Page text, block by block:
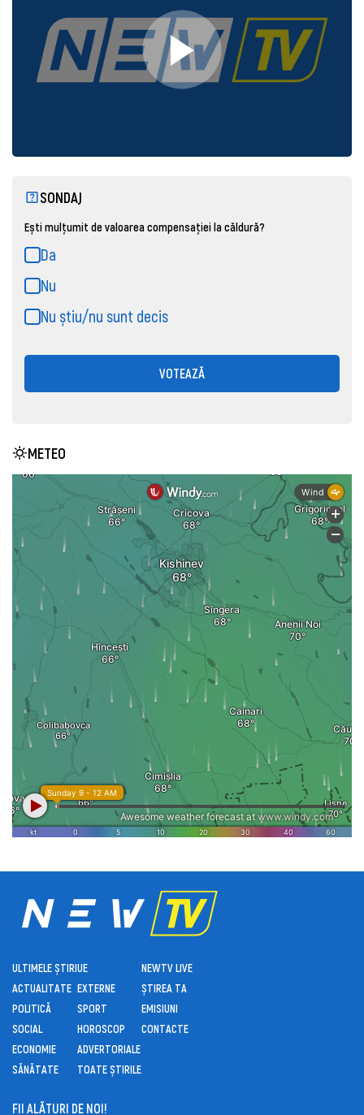
SONDAJ
Ești mulțumit de valoarea compensației la căldură?
Da
Nu
Nu știu/nu sunt decis
VOTEAZĂ
METEO
ULTIMELE ȘTIRI
ACTUALITATE
POLITICĂ
SOCIAL
ECONOMIE
SĂNĂTATE
UE
EXTERNE
SPORT
HOROSCOP
ADVERTORIALE
TOATE ȘTIRILE
NEWTV LIVE
ȘTIREA TA
EMISIUNI
CONTACTE
FII ALĂTURI DE NOI!